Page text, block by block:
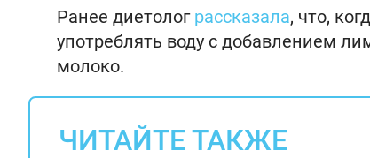
Ранее диетолог рассказала, что,
употреблять воду с добавлением
молоко.
ЧИТАЙТЕ ТАКЖЕ